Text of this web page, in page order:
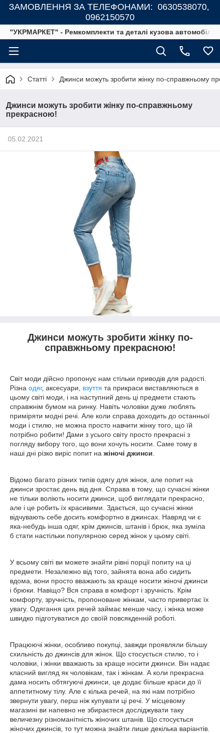
ЗАМОВЛЕННЯ ЗА ТЕЛЕФОНАМИ: 0630538070,
0962150570
"УКРМАРКЕТ" - Ремкомплекти та деталі кузова автомобілів
Статті Джинси можуть зробити жінку по-справжньому
Джинси можуть зробити жінку по-справжньому
прекрасною!
05.02.2021
Джинси можуть зробити жінку по-
справжньому прекрасною!
Світ моди дійсно пропонує нам стільки приводів для радості.
Різна одяг, аксесуари, взуття та прикраси виставляються в
цьому світі моди, і на наступний день ці предмети стають
справжнім бумом на ринку. Навіть чоловіки дуже люблять
приміряти модні речі. Але коли справа доходить до останньої
моди і стилю, не можна просто навчити жінку того, що їй
потрібно робити! Дами з усього світу просто прекрасні з
погляду вибору того, що вони хочуть носити. Саме тому в
наші дні різко виріс попит на жіночі джинси
Відомо багато різних типів одягу для жінок, але попит на
джинси зростає день від дня. Справа в тому, що сучасні жінки
не тільки воліють носити джинси, щоб виглядати прекрасно,
але і це робить їх красивими. Здається, що сучасні жінки
відчувають себе досить комфортно в джинсах. Навряд чи є
яка-небудь інша одяг, крім джинсів, штанів і брюк, яка зуміла
б стати настільки популярною серед жінок у цьому світі.
У всьому світі ви можете знайти рівні порції попиту на ці
предмети. Незалежно від того, зайнята вона або сидить
вдома, вони просто вважають за краще носити жіночі джинси
і брюки. Навіщо? Вся справа в комфорт і зручність. Крім
комфорту, зручність, пропоноване жінкам, часто привертає їх
увагу. Одягання цих речей займає менше часу, і жінка може
швидко підготуватися до своїй повсякденній роботі.
Працюючі жінки, особливо покупці, завжди проявляли більшу
схильність до джинсів для жінок. Що стосується стилю, то і
чоловіки, і жінки вважають за краще носити джинси. Він надає
класний вигляд як чоловікам, так і жінкам. А коли прекрасна
дама носить обтягуючі джинси, це додає більше краси до її
аппетитному тілу. Але є кілька речей, на які нам потрібно
звернути увагу, перш ніж купувати ці речі. У місцевому
магазині ви напевно не збираєтеся досліджувати таку
величезну різноманітність жіночих штанів. Що стосується
жіночих джинсів, то тут можна знайти лише декілька варіантів.